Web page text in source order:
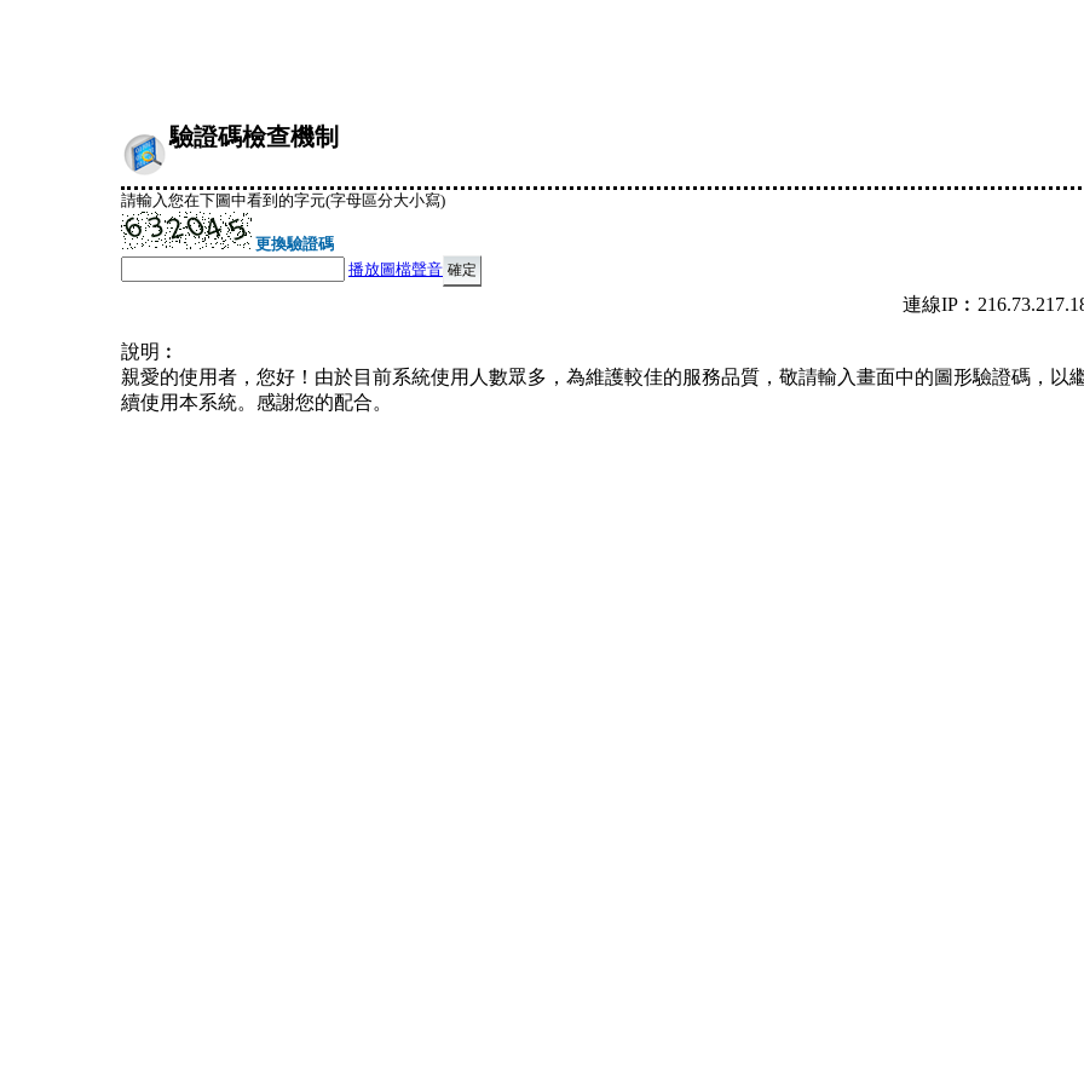
驗證碼檢查機制
請輸入您在下圖中看到的字元(字母區分大小寫)
更換驗證碼
播放圖檔聲音
連線
說明︰
親愛的使用者，您好！由於目前系統使用人數眾多，為維護較佳的服務品質，敬請輸入畫面中的圖形驗證碼，以
續使用本系統。感謝您的配合。